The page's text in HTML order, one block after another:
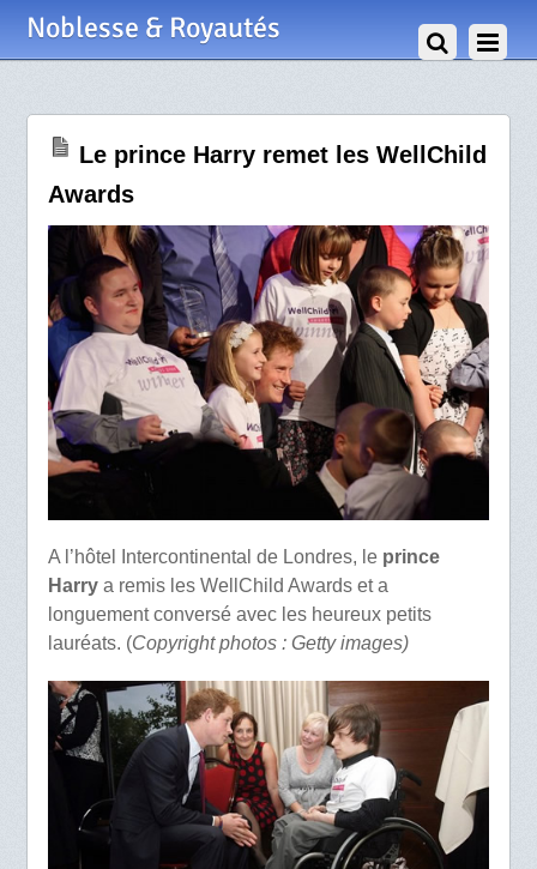
Noblesse & Royautés
Le prince Harry remet les WellChild
Awards
A l’hôtel Intercontinental de Londres, le prince
Harrya remis les WellChild Awards et a
longuement conversé avec les heureux petits
lauréats. (Copyright photos : Getty images)